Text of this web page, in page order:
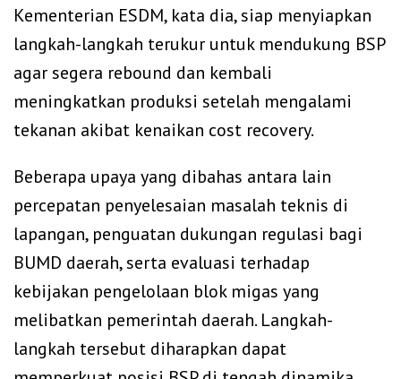
Kementerian ESDM, kata dia, siap menyiapkan
langkah-langkah terukur untuk mendukung BSP
agar segera rebound dan kembali
meningkatkan produksi setelah mengalami
tekanan akibat kenaikan cost recovery.
Beberapa upaya yang dibahas antara lain
percepatan penyelesaian masalah teknis di
lapangan, penguatan dukungan regulasi bagi
BUMD daerah, serta evaluasi terhadap
kebijakan pengelolaan blok migas yang
melibatkan pemerintah daerah. Langkah-
langkah tersebut diharapkan dapat